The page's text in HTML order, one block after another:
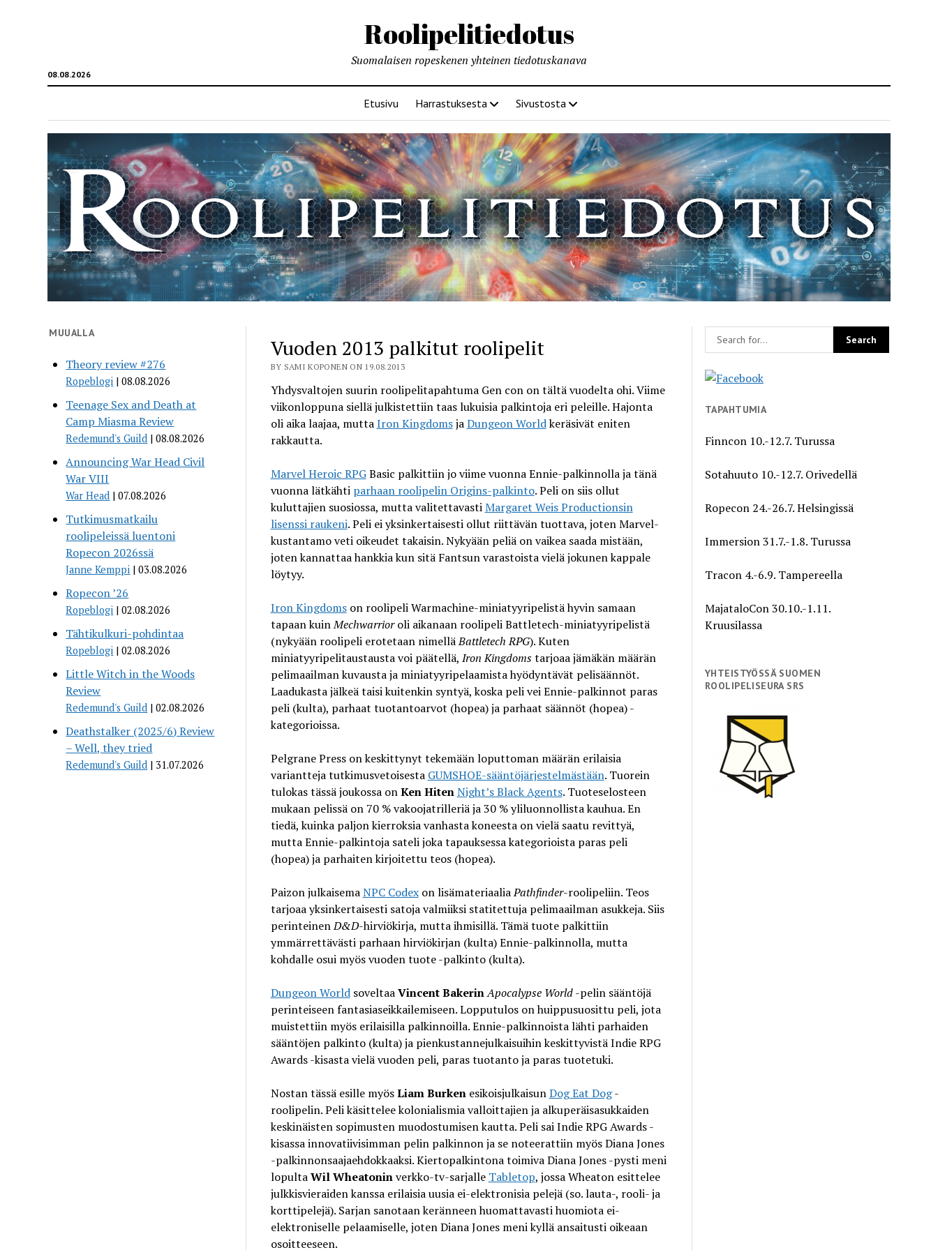
Roolipelitiedotus
08.08.2026
Suomalaisen ropeskenen yhteinen tiedotuskanava
Etusivu Harrastuksesta Sivustosta
MUUALLA
Theory review #276
Ropeblogi 08.08.2026
Teenage Sex and Death at
Camp Miasma Review
Redemund's Guild 08.08.2026
Announcing War Head Civil
War VIII
War Head 07.08.2026
Tutkimusmatkailu
roolipeleissä luentoni
Ropecon 2026ssä
Janne Kemppi 03.08.2026
Ropecon ’26
Ropeblogi 02.08.2026
Tähtikulkuri-pohdintaa
Ropeblogi 02.08.2026
Little Witch in the Woods
Review
Redemund's Guild 02.08.2026
Deathstalker (2025/6) Review
– Well, they tried
Redemund's Guild 31.07.2026
Vuoden 2013 palkitut roolipelit
BY SAMI KOPONEN ON 19.08.2013
Yhdysvaltojen suurin roolipelitapahtuma Gen con on tältä vuodelta ohi. Viime
viikonloppuna siellä julkistettiin taas lukuisia palkintoja eri peleille. Hajonta
oli aika laajaa, muttaIron KingdomsjaDungeon Worldkeräsivät eniten
rakkautta.
Marvel Heroic RPGBasic palkittiin jo viime vuonna Ennie-palkinnolla ja tänä
vuonna lätkähti parhaan roolipelin Origins-palkinto. Peli on siis ollut
kuluttajien suosiossa, mutta valitettavastiMargaret Weis Productionsin
lisenssi raukeni. Peli ei yksinkertaisesti ollut riittävän tuottava, joten Marvel-
kustantamo veti oikeudet takaisin. Nykyään peliä on vaikea saada mistään,
joten kannattaa hankkia kun sitä Fantsun varastoista vielä jokunen kappale
löytyy.
Iron Kingdomson roolipeli Warmachine-miniatyyripelistä hyvin samaan
tapaan kuinMechwarrioroli aikanaan roolipeli Battletech-miniatyyripelistä
(nykyään roolipeli erotetaan nimelläBattletech RPG). Kuten
miniatyyripelitaustausta voi päätellä, Iron Kingdomstarjoaa jämäkän määrän
pelimaailman kuvausta ja miniatyyripelaamista hyödyntävät pelisäännöt.
Laadukasta jälkeä taisi kuitenkin syntyä, koska peli vei Ennie-palkinnot paras
peli (kulta), parhaat tuotantoarvot (hopea) ja parhaat säännöt (hopea) -
kategorioissa.
Pelgrane Press on keskittynyt tekemään loputtoman määrän erilaisia
variantteja tutkimusvetoisesta GUMSHOE-sääntöjärjestelmästään. Tuorein
tulokas tässä joukossa onKen Hiten Night’s Black Agents. Tuoteselosteen
mukaan pelissä on 70 % vakoojatrilleriä ja 30 % yliluonnollista kauhua. En
tiedä, kuinka paljon kierroksia vanhasta koneesta on vielä saatu revittyä,
mutta Ennie-palkintoja sateli joka tapauksessa kategorioista paras peli
(hopea) ja parhaiten kirjoitettu teos (hopea).
Paizon julkaisemaNPC Codexon lisämateriaaliaPathfinder-roolipeliin. Teos
tarjoaa yksinkertaisesti satoja valmiiksi statitettuja pelimaailman asukkeja. Siis
perinteinenD&D-hirviökirja, mutta ihmisillä. Tämä tuote palkittiin
ymmärrettävästi parhaan hirviökirjan (kulta) Ennie-palkinnolla, mutta
kohdalle osui myös vuoden tuote -palkinto (kulta).
Dungeon WorldsoveltaaVincent BakerinApocalypse World-pelin sääntöjä
perinteiseen fantasiaseikkailemiseen. Lopputulos on huippusuosittu peli, jota
muistettiin myös erilaisilla palkinnoilla. Ennie-palkinnoista lähti parhaiden
sääntöjen palkinto (kulta) ja pienkustannejulkaisuihin keskittyvistä Indie RPG
Awards -kisasta vielä vuoden peli, paras tuotanto ja paras tuotetuki.
Nostan tässä esille myösLiam BurkenesikoisjulkaisunDog Eat Dog-
roolipelin. Peli käsittelee kolonialismia valloittajien ja alkuperäisasukkaiden
keskinäisten sopimusten muodostumisen kautta. Peli sai Indie RPG Awards -
kisassa innovatiivisimman pelin palkinnon ja se noteerattiin myös Diana Jones
-palkinnonsaajaehdokkaaksi. Kiertopalkintona toimiva Diana Jones -pysti meni
lopultaWil Wheatoninverkko-tv-sarjalle Tabletop, jossa Wheaton esittelee
julkkisvieraiden kanssa erilaisia uusia ei-elektronisia pelejä (so. lauta-, rooli- ja
korttipelejä). Sarjan sanotaan keränneen huomattavasti huomiota ei-
elektroniselle pelaamiselle, joten Diana Jones meni kyllä ansaitusti oikeaan
osoitteeseen.
TAPAHTUMIA
Finncon 10.-12.7. Turussa
Sotahuuto 10.-12.7. Orivedellä
Ropecon 24.-26.7. Helsingissä
Immersion 31.7.-1.8. Turussa
Tracon 4.-6.9. Tampereella
MajataloCon 30.10.-1.11.
Kruusilassa
YHTEISTYÖSSÄ SUOMEN
ROOLIPELISEURA SRS